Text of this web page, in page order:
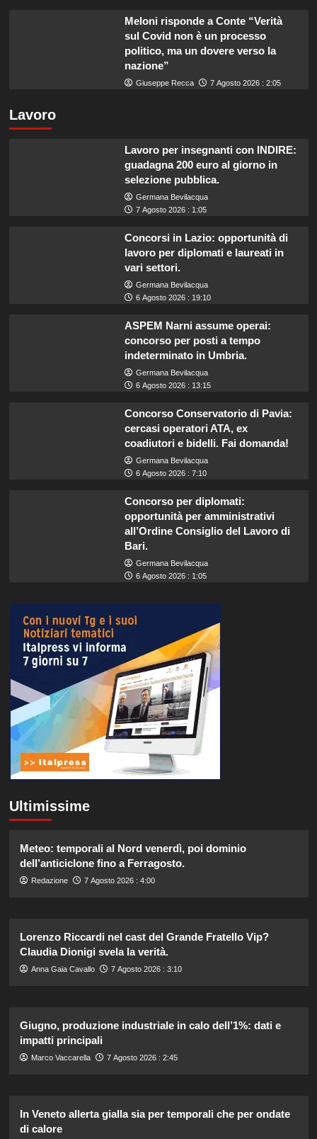
Meloni risponde a Conte “Verità
sul Covid non è un processo
politico, ma un dovere verso la
nazione”
Giuseppe Recca 7 Agosto 2026 : 2:05
Lavoro
Lavoro per insegnanti con INDIRE:
guadagna 200 euro al giorno in
selezione pubblica.
Germana Bevilacqua
7 Agosto 2026 : 1:05
Concorsi in Lazio: opportunità di
lavoro per diplomati e laureati in
vari settori.
Germana Bevilacqua
6 Agosto 2026 : 19:10
ASPEM Narni assume operai:
concorso per posti a tempo
indeterminato in Umbria.
Germana Bevilacqua
6 Agosto 2026 : 13:15
Concorso Conservatorio di Pavia:
cercasi operatori ATA, ex
coadiutori e bidelli. Fai domanda!
Germana Bevilacqua
6 Agosto 2026 : 7:10
Concorso per diplomati:
opportunità per amministrativi
all’Ordine Consiglio del Lavoro di
Bari.
Germana Bevilacqua
6 Agosto 2026 : 1:05
Ultimissime
Meteo: temporali al Nord venerdì, poi dominio
dell’anticiclone fino a Ferragosto.
Redazione 7 Agosto 2026 : 4:00
Lorenzo Riccardi nel cast del Grande Fratello Vip?
Claudia Dionigi svela la verità.
Anna Gaia Cavallo 7 Agosto 2026 : 3:10
Giugno, produzione industriale in calo dell’1%: dati e
impatti principali
Marco Vaccarella 7 Agosto 2026 : 2:45
In Veneto allerta gialla sia per temporali che per ondate
di calore